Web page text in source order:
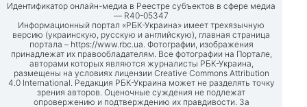
Идентификатор онлайн-медиа в Реестре субъектов в сфере медиа
— R40-05347
Информационный портал «РБК-Украина» имеет трехязычную
версию (украинскую, русскую и английскую), главная страница
портала – https://www.rbc.ua. Фотографии, изображения
принадлежат их правообладателям. Все фотографии на Портале,
авторами которых являются журналисты РБК-Украина,
размещены на условиях лицензии Creative Commons Attribution
4.0 International. Редакция РБК-Украина может не разделять точку
зрения авторов. Оценочные суждения не подлежат
опровержению и подтверждению их правдивости. За